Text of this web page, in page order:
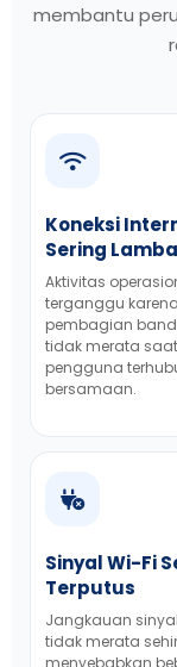
membantu
Koneksi
Sering
Aktivitas
terganggu karena
pembagian
tidak merata
pengguna
bersamaan.
Sinyal Wi-Fi
Terputus
Jangkauan
tidak merata